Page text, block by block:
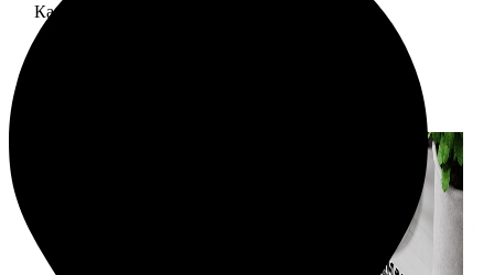
Календарь магнитный отрывной